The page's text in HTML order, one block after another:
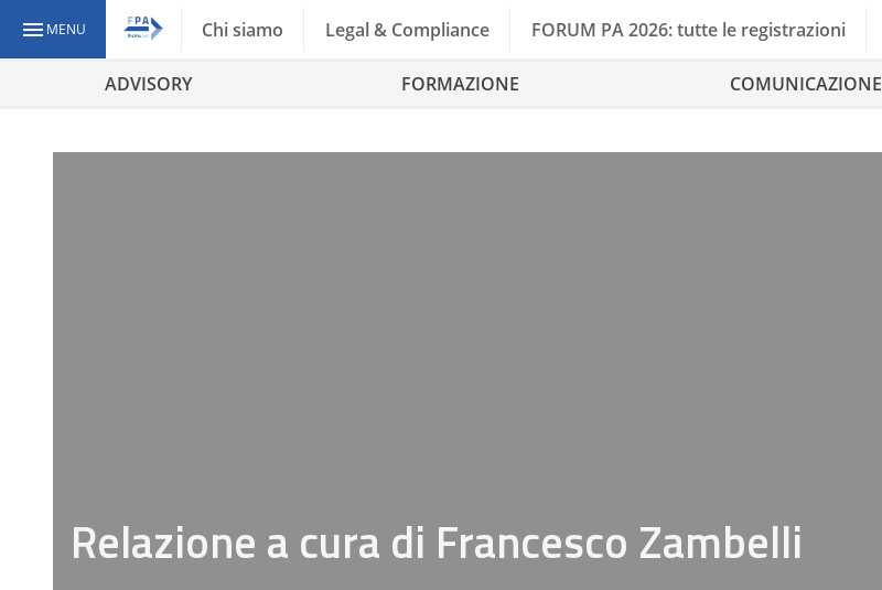
MENU Chi siamo Legal & Compliance FORUM PA 2026: tutte le registrazioni
ADVISORY FORMAZIONE COMUNICAZIONE
Relazione a cura di Francesco Zambelli